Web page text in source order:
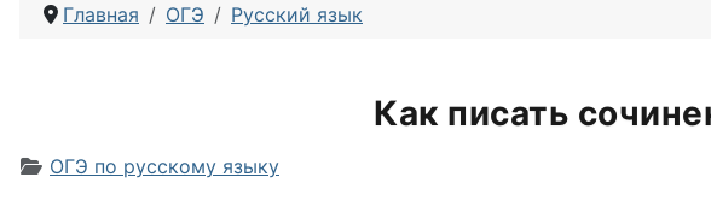
Главная ОГЭ Русский язык
Как писать
Информация о материале
ОГЭ по русскому языку